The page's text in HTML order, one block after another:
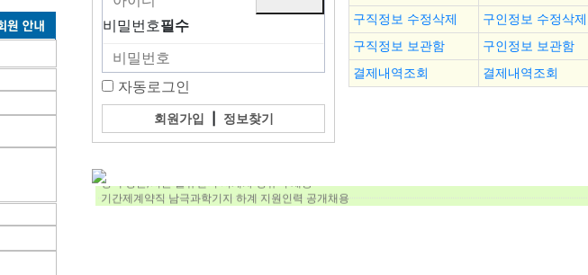
비밀번호필수
자동로그인
회원가입 정보찾기
구직정보 수정삭제
구인정보 수정삭제
구직정보 보관함
구인정보 보관함
결제내역조회
결제내역조회
[대전/석간조] 저온물류센터 입식 리치 지게차 정규직 채용
[화성·오산·평택 인근] 저온센터 입식지게차 석간조 정규직 채용
평택 상온/저온 물류센터 지게차 정규직 채용
기간제계약직 남극과학기지 하계 지원인력 공개채용
인천 북항 냉동 냉장 보세창고 지게차 경력자 구인